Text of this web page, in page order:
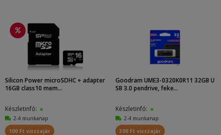
Silicon Power microSDHC + adapter
16GB class10 mem...
Készletinfó:
2-4 munkanap
100 Ft visszajár
Goodram UME3-0320K0R11 32GB U
SB 3.0 pendrive, feke...
Készletinfó:
2-4 munkanap
300 Ft visszajár